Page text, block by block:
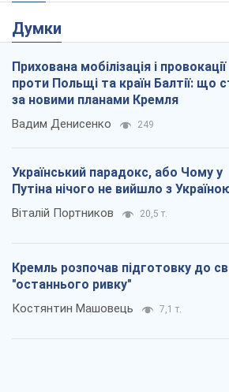
Думки
Прихована мобілізація і провокації
проти Польщі та країн Балтії: що
за новими планами Кремля
Вадим Денисенко 249
Український парадокс, або Чому у
Путіна нічого не вийшло з
Віталій Портников 20,5 т.
Кремль розпочав підготовку до
"останнього ривку"
Костянтин Машовець 7,1 т.